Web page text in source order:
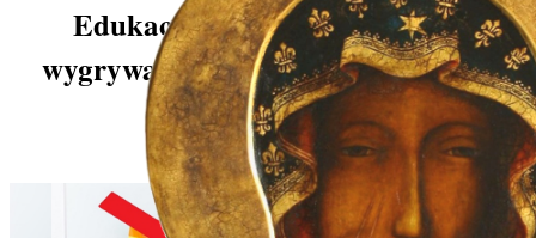
Edukacja zdrowotna – rodzice
wygrywają bitwę, ale wojna o dusze
dzieci trwa